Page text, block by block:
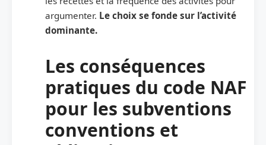
argumenter. Le choix se fonde sur l’activité
dominante.
Les conséquences
pratiques du code NAF
pour les subventions
conventions et